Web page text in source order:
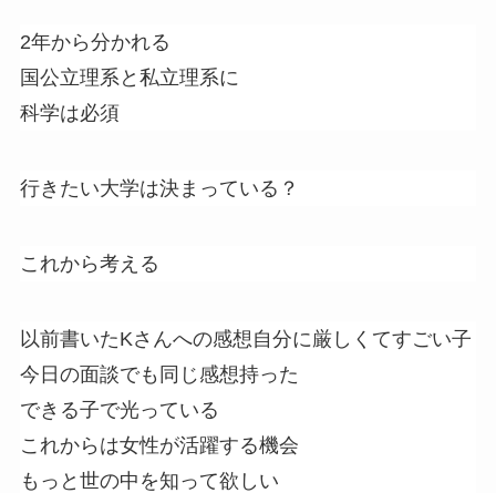
2年から分かれる
国公立理系と私立理系に
科学は必須
行きたい大学は決まっている？
これから考える
以前書いたKさんへの感想自分に厳しくてすごい子
今日の面談でも同じ感想持った
できる子で光っている
これからは女性が活躍する機会
もっと世の中を知って欲しい